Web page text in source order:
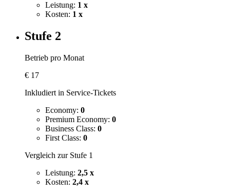
Leistung: 1 x
Kosten: 1 x
Stufe 2
Betrieb pro Monat
€ 17
Inkludiert in Service-Tickets
Economy: 0
Premium Economy: 0
Business Class: 0
First Class: 0
Vergleich zur Stufe 1
Leistung: 2,5 x
Kosten: 2,4 x